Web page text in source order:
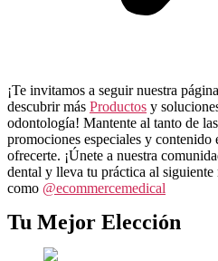
¡Te invitamos a seguir nuestra
descubrir más Productos y
odontología! Mantente al tanto de
promociones especiales y contenido
ofrecerte. ¡Únete a nuestra
dental y lleva tu práctica al
como @ecommercemedical
Tu Mejor Elección